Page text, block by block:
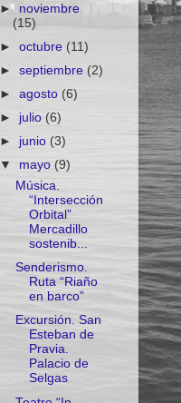
► noviembre
(15)
►octubre (11)
►septiembre (2)
►agosto (6)
► julio (6)
► junio (3)
▼ mayo (9)
Música.
“Intersección
Orbital”
Mercadillo
sostenib...
Senderismo.
Ruta “Riaño
en barco”
Excursión. San
Esteban de
Pravia.
Palacio de
Selgas